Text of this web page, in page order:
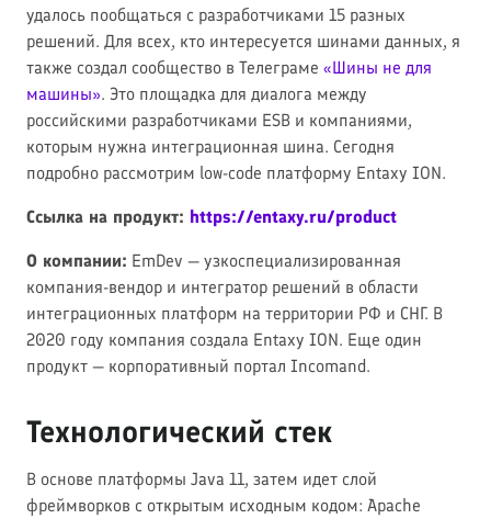
удалось пообщаться с разработчиками 15 разных
решений. Для всех, кто интересуется шинами данных, я
также создал сообщество в Телеграме «Шины не для
машины». Это площадка для диалога между
российскими разработчиками ESB и компаниями,
которым нужна интеграционная шина. Сегодня
подробно рассмотрим low-code платформу Entaxy ION.
Ссылка на продукт: https://entaxy.ru/product
О компании: EmDev — узкоспециализированная
компания-вендор и интегратор решений в области
интеграционных платформ на территории РФ и СНГ. В
2020 году компания создала Entaxy ION. Еще один
продукт — корпоративный портал Incomand.
Технологический стек
В основе платформы Java 11, затем идет слой
фреймворков с открытым исходным кодом: Apache